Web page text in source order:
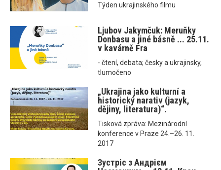
Týden ukrajinského filmu
Ljubov Jakymčuk: Meruňky
Donbasu a jiné básně ... 25.11.
v kavárně Fra
- čtení, debata; česky a ukrajinsky,
tlumočeno
„Ukrajina jako kulturní a
historický narativ (jazyk,
dějiny, literatura)“.
Tisková zpráva: Mezinárodní
konference v Praze 24.–26. 11.
2017
Зустріс з Андрієм